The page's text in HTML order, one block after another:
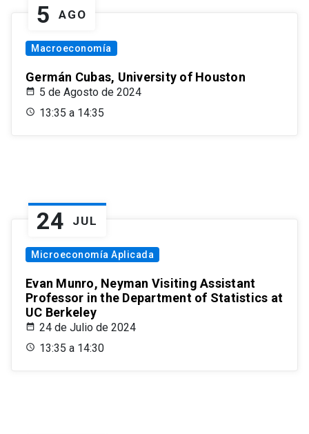
5 AGO
Macroeconomía
Germán Cubas, University of Houston
5 de Agosto de 2024
13:35 a 14:35
24 JUL
Microeconomía Aplicada
Evan Munro, Neyman Visiting Assistant
Professor in the Department of Statistics at
UC Berkeley
24 de Julio de 2024
13:35 a 14:30